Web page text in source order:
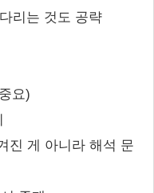
리는 것도 공략
요)
진 게 아니라 해석 문